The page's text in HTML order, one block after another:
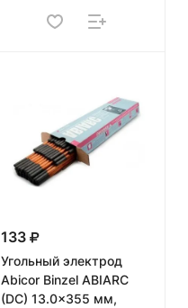
133
Угольный электрод
Abicor Binzel ABIARC
(DC) 13.0x355 мм,